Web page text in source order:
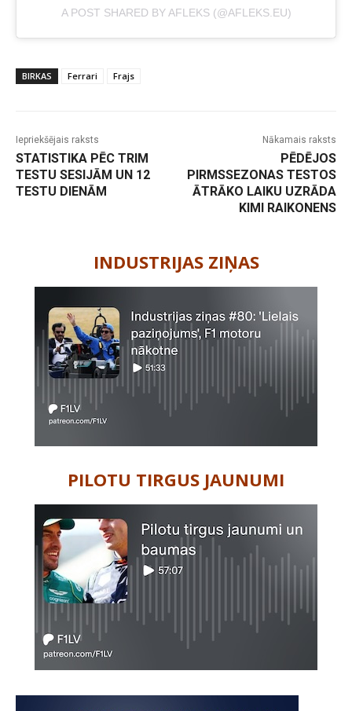
A POST SHARED BY AFLEKS (@AFLEKS.EU)
BIRKAS Ferrari Frajs
Iepriekšējais raksts
STATISTIKA PĒC TRIM
TESTU SESIJĀM UN 12
TESTU DIENĀM
Nākamais raksts
PĒDĒJOS
PIRMSSEZONAS TESTOS
ĀTRĀKO LAIKU UZRĀDA
KIMI RAIKONENS
INDUSTRIJAS ZIŅAS
PILOTU TIRGUS JAUNUMI